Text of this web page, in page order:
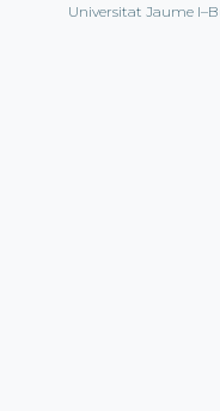
Universitat Jaume